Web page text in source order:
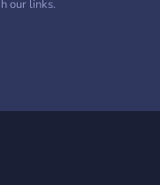
our links.